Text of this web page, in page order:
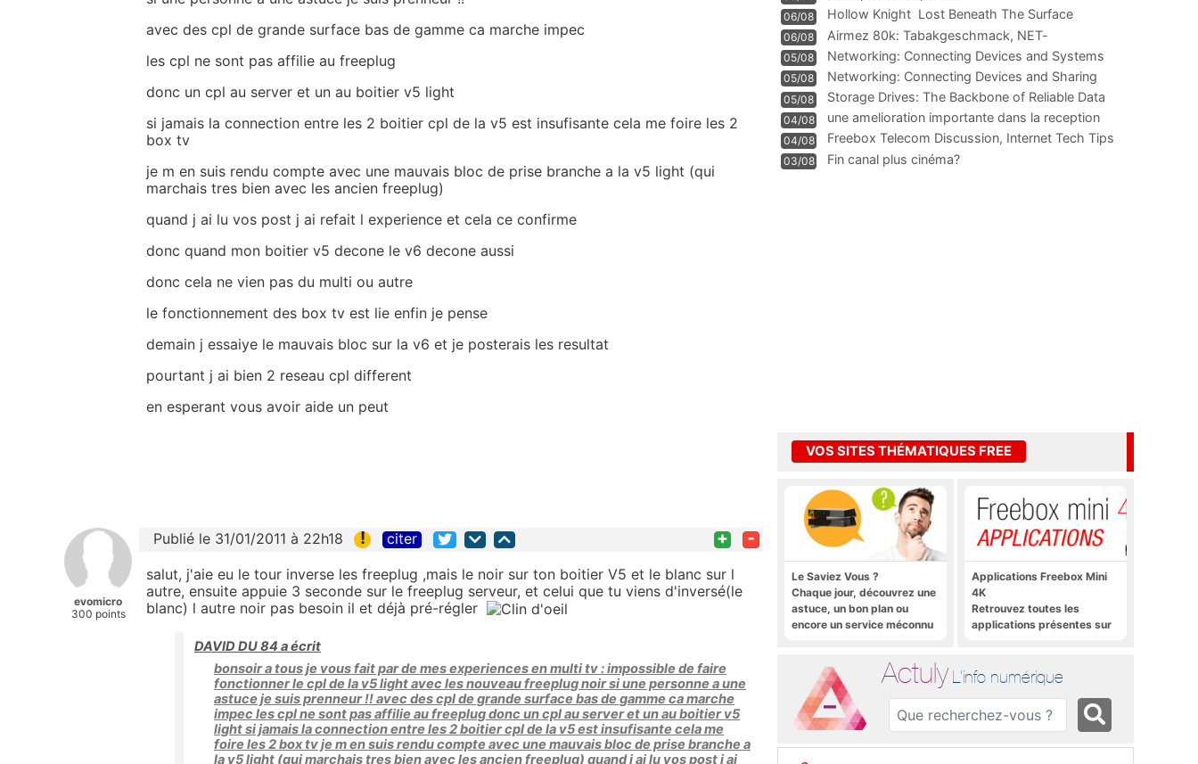
avec des cpl de grande surface bas de gamme ca marche impec
les cpl ne sont pas affilie au freeplug
donc un cpl au server et un au boitier v5 light
si jamais la connection entre les 2 boitier cpl de la v5 est insufisante cela me foire les 2
box tv
je m en suis rendu compte avec une mauvais bloc de prise branche a la v5 light (qui
marchais tres bien avec les ancien freeplug)
quand j ai lu vos post j ai refait l experience et cela ce confirme
donc quand mon boitier v5 decone le v6 decone aussi
donc cela ne vien pas du multi ou autre
le fonctionnement des box tv est lie enfin je pense
demain j essaiye le mauvais bloc sur la v6 et je posterais les resultat
pourtant j ai bien 2 reseau cpl different
en esperant vous avoir aide un peut
evomicro
300 points
Publié le 31/01/2011 à 22h18 ! citer + -
salut, j'aie eu le tour inverse les freeplug ,mais le noir sur ton boitier V5 et le blanc sur l
autre, ensuite appuie 3 seconde sur le freeplug serveur, et celui que tu viens d'inversé(le
blanc) l autre noir pas besoin il et déjà pré-régler
DAVID DU 84 a écrit
bonsoir a tous je vous fait par de mes experiences en multi tv : impossible de faire
fonctionner le cpl de la v5 light avec les nouveau freeplug noir si une personne a une
astuce je suis prenneur !! avec des cpl de grande surface bas de gamme ca marche
impec les cpl ne sont pas affilie au freeplug donc un cpl au server et un au boitier v5
light si jamais la connection entre les 2 boitier cpl de la v5 est insufisante cela me
foire les 2 box tv je m en suis rendu compte avec une mauvais bloc de prise branche a
la v5 light (qui marchais tres bien avec les ancien freeplug) quand j ai lu vos post j ai
06/08 Hollow Knight  Lost Beneath The Surface
06/08
Airmez 80k: Tabakgeschmack, NET-
Technologie und Leistung im
05/08 Networking: Connecting Devices and Systems
05/08
Networking: Connecting Devices and Sharing
Information
05/08
Storage Drives: The Backbone of Reliable Data
Management
04/08
une amelioration importante dans la reception
WIFI
04/08
Freebox Telecom Discussion, Internet Tech Tips
Communi
03/08 Fin canal plus cinéma?
VOS SITES THÉMATIQUES FREE
Le Saviez Vous ?
Chaque jour, découvrez une
astuce, un bon plan ou
encore un service méconnu
Applications Freebox Mini
4K
Retrouvez toutes les
applications présentes sur
Actuly L'info numérique